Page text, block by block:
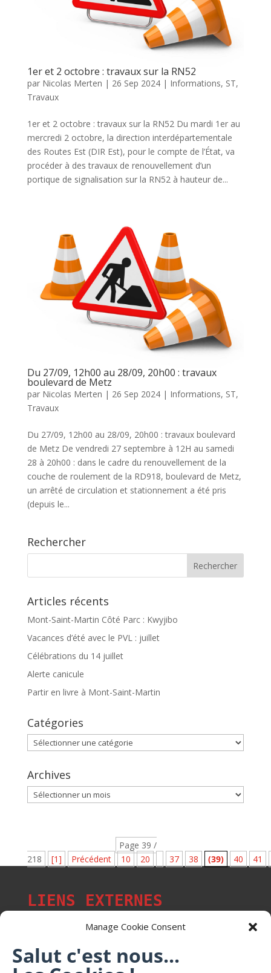
Manage Cookie Consent
Salut c'est nous...
1er et 2 octobre : travaux sur la RN52
par Nicolas Merten | 26 Sep 2024| Informations, ST,
Travaux
1er et 2 octobre : travaux sur la RN52 Du mardi 1er au
mercredi 2 octobre, la direction interdépartementale
des Routes Est (DIR Est), pour le compte de l’État, va
procéder à des travaux de renouvellement d’un
portique de signalisation sur la RN52 à hauteur de...
Du 27/09, 12h00 au 28/09, 20h00 : travaux
boulevard de Metz
par Nicolas Merten | 26 Sep 2024| Informations, ST,
Travaux
Du 27/09, 12h00 au 28/09, 20h00 : travaux boulevard
de Metz De vendredi 27 septembre à 12H au samedi
28 à 20h00 : dans le cadre du renouvellement de la
couche de roulement de la RD918, boulevard de Metz,
un arrêté de circulation et stationnement a été pris
(depuis le...
Rechercher
Articles récents
Mont-Saint-Martin Côté Parc : Kwyjibo
Vacances d’été avec le PVL : juillet
Célébrations du 14 juillet
Alerte canicule
Partir en livre à Mont-Saint-Martin
Catégories
Catégories
Archives
Archives
Page 39 /
218
[1] Précédent 10 20 37 38 (39) 40 41
LIENS EXTERNES
Les p'tits citoyens de Mont-Saint-Martin